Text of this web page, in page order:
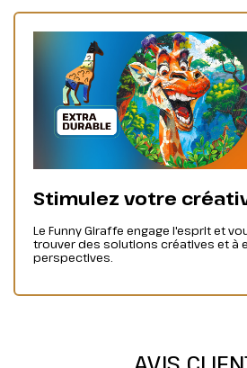
Stimulez votre
Le Funny Giraffe engage l'esprit et
trouver des solutions créatives et à
perspectives.